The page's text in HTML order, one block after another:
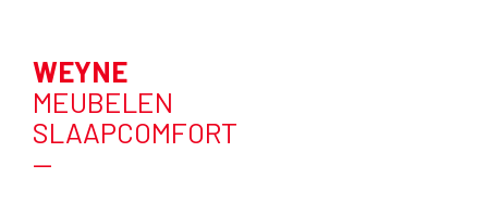
WEYNE
MEUBELEN
SLAAPCOMFORT
—